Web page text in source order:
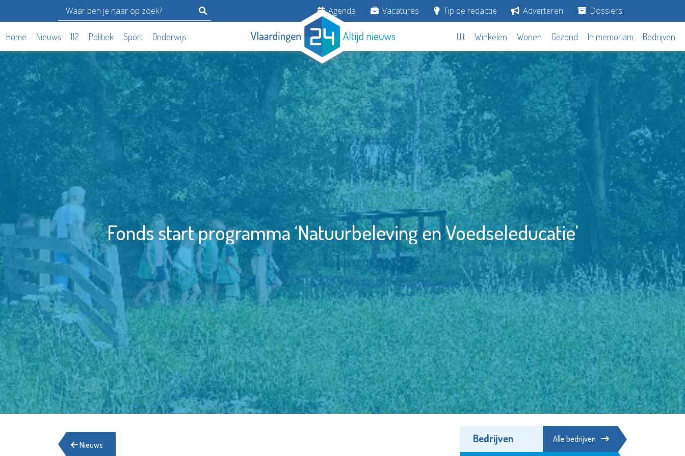
Agenda Vacatures Tip de redactie Adverteren Dossiers
Home Nieuws 112 Politiek Sport Onderwijs Uit Winkelen Wonen Gezond In memoriam Bedrijven
Fonds start programma ‘Natuurbeleving en Voedseleducatie’
Nieuws Bedrijven Alle bedrijven